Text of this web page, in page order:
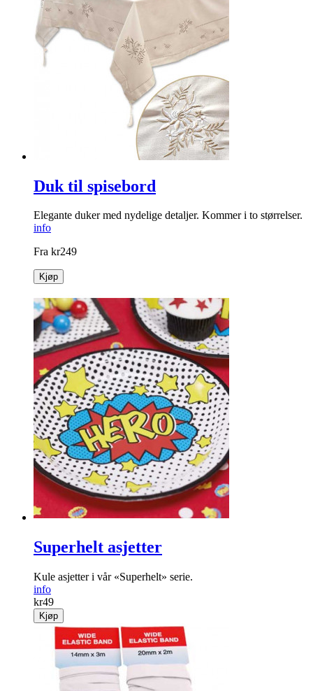
Duk til spisebord
Elegante duker med nydelige detaljer. Kommer i to størrelser.
info
Fra kr249
Kjøp
Superhelt asjetter
Kule asjetter i vår «Superhelt» serie.
info
kr49
Kjøp